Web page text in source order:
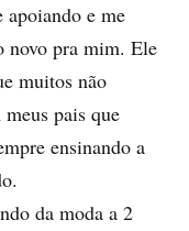
e me
novo pra mim. Ele
muitos não
pais que
ensinando a
da moda a 2